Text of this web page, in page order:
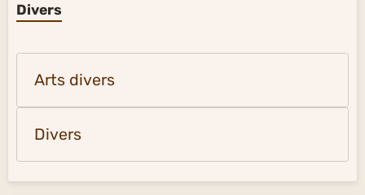
Divers
Arts divers
Divers